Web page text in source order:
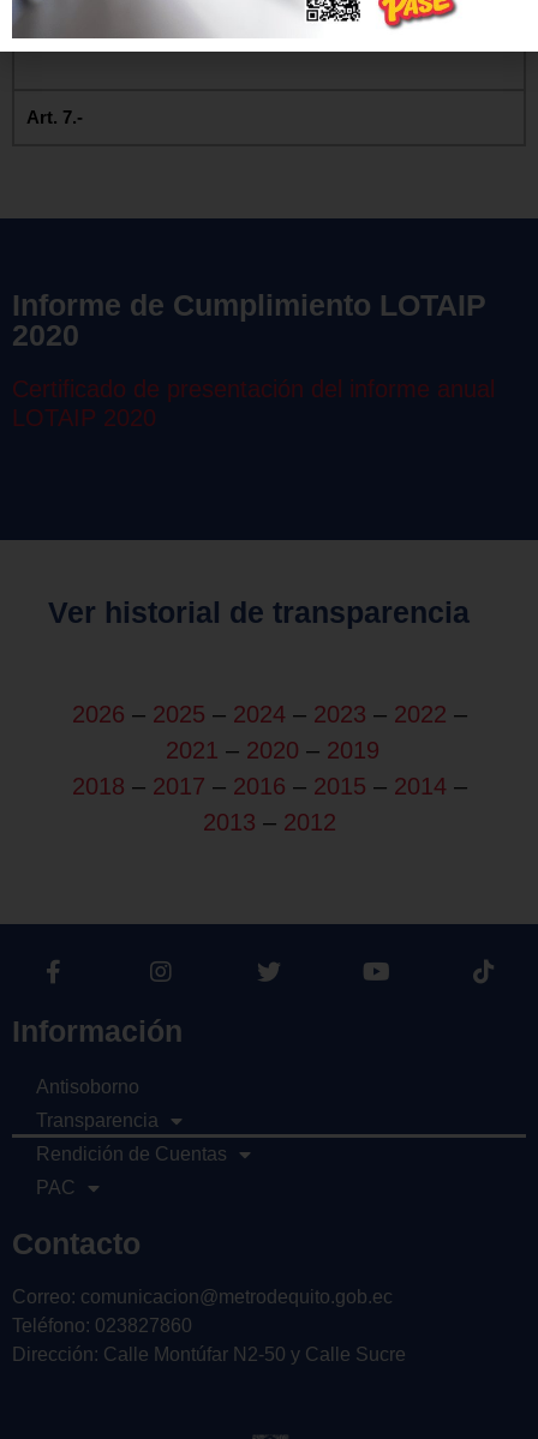
atribuciones, facultades o competencias.
Art. 7.-
Informe de Cumplimiento LOTAIP
2020
Certificado de presentación del informe anual
LOTAIP 2020
Ver historial de transparencia
2026 – 2025 – 2024– 2023 – 2022 –
2021 – 2020 – 2019
2018 – 2017 – 2016 – 2015 – 2014–
2013 – 2012
Información
Antisoborno
Transparencia
Rendición de Cuentas
PAC
Contacto
Correo: comunicacion@metrodequito.gob.ec
Teléfono: 023827860
Dirección: Calle Montúfar N2-50 y Calle Sucre